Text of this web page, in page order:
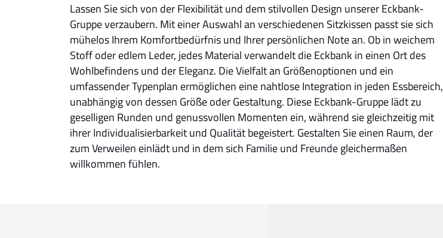
Lassen Sie sich von der Flexibilität und dem stilvollen Design unserer Eckbank-
Gruppe verzaubern. Mit einer Auswahl an verschiedenen Sitzkissen passt sie sich
mühelos Ihrem Komfortbedürfnis und Ihrer persönlichen Note an. Ob in weichem
Stoff oder edlem Leder, jedes Material verwandelt die Eckbank in einen Ort des
Wohlbefindens und der Eleganz. Die Vielfalt an Größenoptionen und ein
umfassender Typenplan ermöglichen eine nahtlose Integration in jeden Essbereich,
unabhängig von dessen Größe oder Gestaltung. Diese Eckbank-Gruppe lädt zu
geselligen Runden und genussvollen Momenten ein, während sie gleichzeitig mit
ihrer Individualisierbarkeit und Qualität begeistert. Gestalten Sie einen Raum, der
zum Verweilen einlädt und in dem sich Familie und Freunde gleichermaßen
willkommen fühlen.